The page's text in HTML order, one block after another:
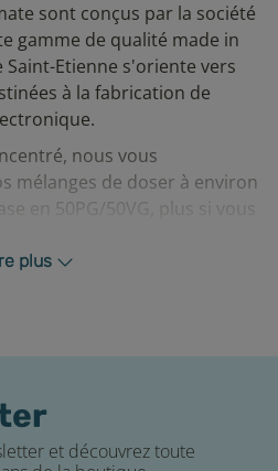
sont conçus par la société
gamme de qualité made in
Saint-Etienne s'oriente vers
à la fabrication de
nous vous
mélanges de doser à environ
en 50PG/50VG, plus si vous
goûts bien sûr.
Ultimate par A&L sont des
mélangent dans une base
e-liquides DIY pour
plus
et découvrez toute